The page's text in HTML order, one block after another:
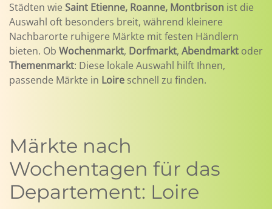
Städten wie Saint Etienne, Roanne, Montbrison ist die
Auswahl oft besonders breit, während kleinere
Nachbarorte ruhigere Märkte mit festen Händlern
bieten. Ob Wochenmarkt, Dorfmarkt, Abendmarkt oder
Themenmarkt: Diese lokale Auswahl hilft Ihnen,
passende Märkte in Loire schnell zu finden.
Märkte nach
Wochentagen für das
Departement: Loire